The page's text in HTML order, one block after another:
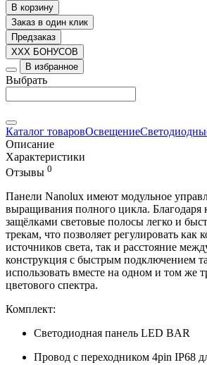
В корзину
Заказ в один клик
Предзаказ
XXX БОНУСОВ
В избранное
Выбрать
Каталог товаровОсвещение
Описание
Характеристики
Отзывы 0
Панели Nanolux имеют модульное
выращивания полного цикла. Благодаря
защёлками световые полосы легко и
трекам, что позволяет регулировать как
источников света, так и расстояние
конструкция с быстрым подключением
использовать вместе на одном и том же
цветового спектра.
Комплект:
Светодиодная панель LED BAR
Провод с переходником 4pin IP68